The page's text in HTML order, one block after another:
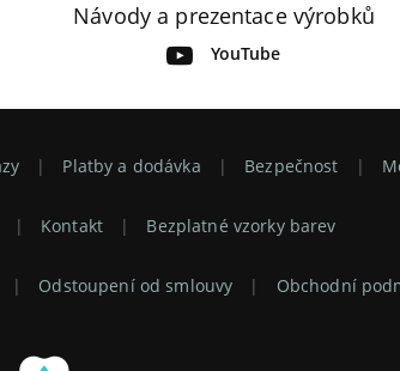
Návody a prezentace výrobků
YouTube
Platby a dodávka Bezpečnost
Kontakt Bezplatné vzorky barev
Odstoupení od smlouvy Obchodní
Vám poskytli tu
návštěvnost a ukázali